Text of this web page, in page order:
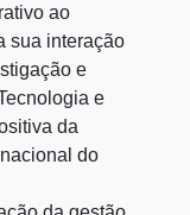
ao
sua interação
e
e
da
do